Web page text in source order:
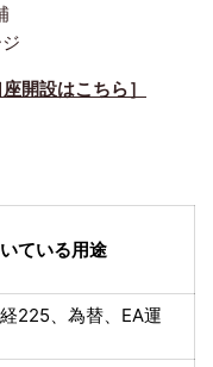
開設はこちら］
ている用途
225、為替、EA運